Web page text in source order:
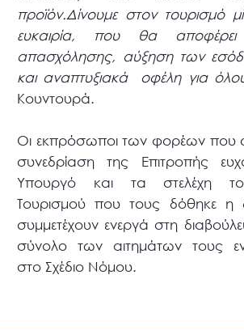
προϊόν.Δίνουμε στον τουρισμό
ευκαιρία, που θα
απασχόλησης, αύξηση των
και αναπτυξιακά οφέλη για
Κουντουρά.
Οι εκπρόσωποι των φορέων που
συνεδρίαση της Επιτροπής
Υπουργό και τα στελέχη
Τουρισμού που τους δόθηκε η
συμμετέχουν ενεργά στη
σύνολο των αιτημάτων τους
στο Σχέδιο Νόμου.